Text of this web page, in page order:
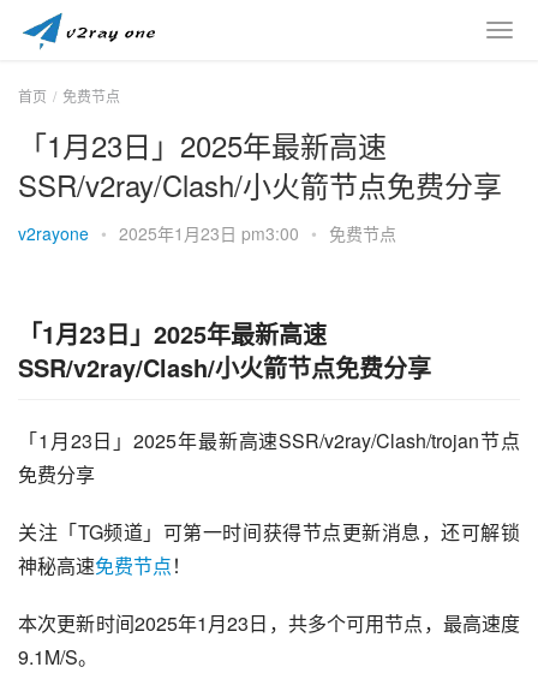
首页 免费节点
「1月23日」2025年最新高速
SSR/v2ray/Clash/小火箭节点免费分享
v2rayone • 2025年1月23日 pm3:00 • 免费节点
「1月23日」2025年最新高速
SSR/v2ray/Clash/小火箭节点免费分享
「1月23日」2025年最新高速SSR/v2ray/Clash/trojan节点
免费分享
关注「TG频道」可第一时间获得节点更新消息，还可解锁
神秘高速免费节点！
本次更新时间2025年1月23日，共多个可用节点，最高速度
9.1M/S。